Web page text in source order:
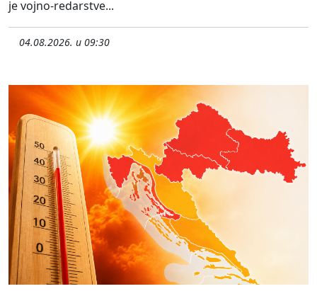
je vojno-redarstve...
04.08.2026. u 09:30